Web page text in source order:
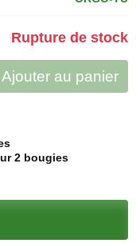
Rupture de stock
Ajouter au panier
2 bougies